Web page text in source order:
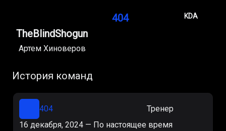
TheBlindShogun
Артем Хиноверов
404 KDA
История команд
404
Тренер
16 декабря, 2024 — По настоящее время